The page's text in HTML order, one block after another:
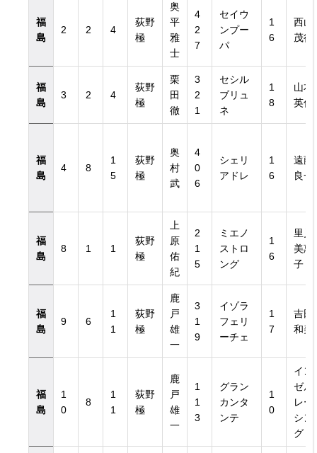
福
島
2 2 4
荻野
極
奥
平
雅
士
4
2
7
セイウ
ンプー
パ
1
6
西山
茂行
福
島
3 2 4
荻野
極
栗
田
徹
3
2
1
セシル
ブリュ
ネ
1
8
山本
英俊
福
島
4 8
1
5
荻野
極
奥
村
武
4
0
6
シェリ
アドレ
1
6
遠藤
良一
福
島
8 1 1
荻野
極
上
原
佑
紀
2
1
5
ミエノ
ストロ
ング
1
6
里見
美惠
子
福
島
9 6
1
1
荻野
極
鹿
戸
雄
一
3
1
9
イゾラ
フェリ
ーチェ
1
7
吉田
和美
福
島
1
0
8
1
1
荻野
極
鹿
戸
雄
一
1
1
3
グラン
カンタ
ンテ
1
0
イン
ゼル
レー
シン
グ